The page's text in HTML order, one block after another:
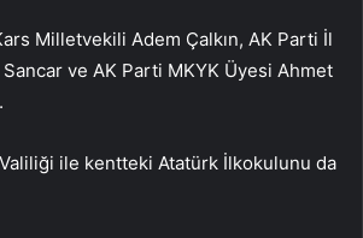
Milletvekili Adem Çalkın, AK Parti İl
Sancar ve AK Parti MKYK Üyesi Ahmet
ile kentteki Atatürk İlkokulunu da